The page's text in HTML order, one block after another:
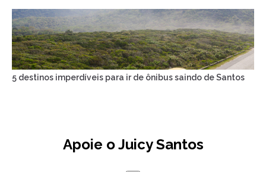
5 destinos imperdíveis para ir de ônibus saindo de Santos
Apoie o Juicy Santos